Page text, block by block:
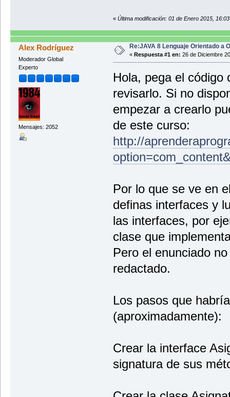
« Última modificación: 01 de Enero 2015,
Alex Rodríguez
Moderador Global
Experto
Mensajes: 2052
Re:JAVA 8 Lenguaje Orientado a
« Respuesta #1 en: 26 de Diciembre
Hola, pega el código
revisarlo. Si no
empezar a crearlo
de este curso:
http://
Por lo que se ve en
definas interfaces y
las interfaces, por
clase que
Pero el enunciado
redactado.
Los pasos que
(aproximadamente):
Crear la interface
signatura de sus